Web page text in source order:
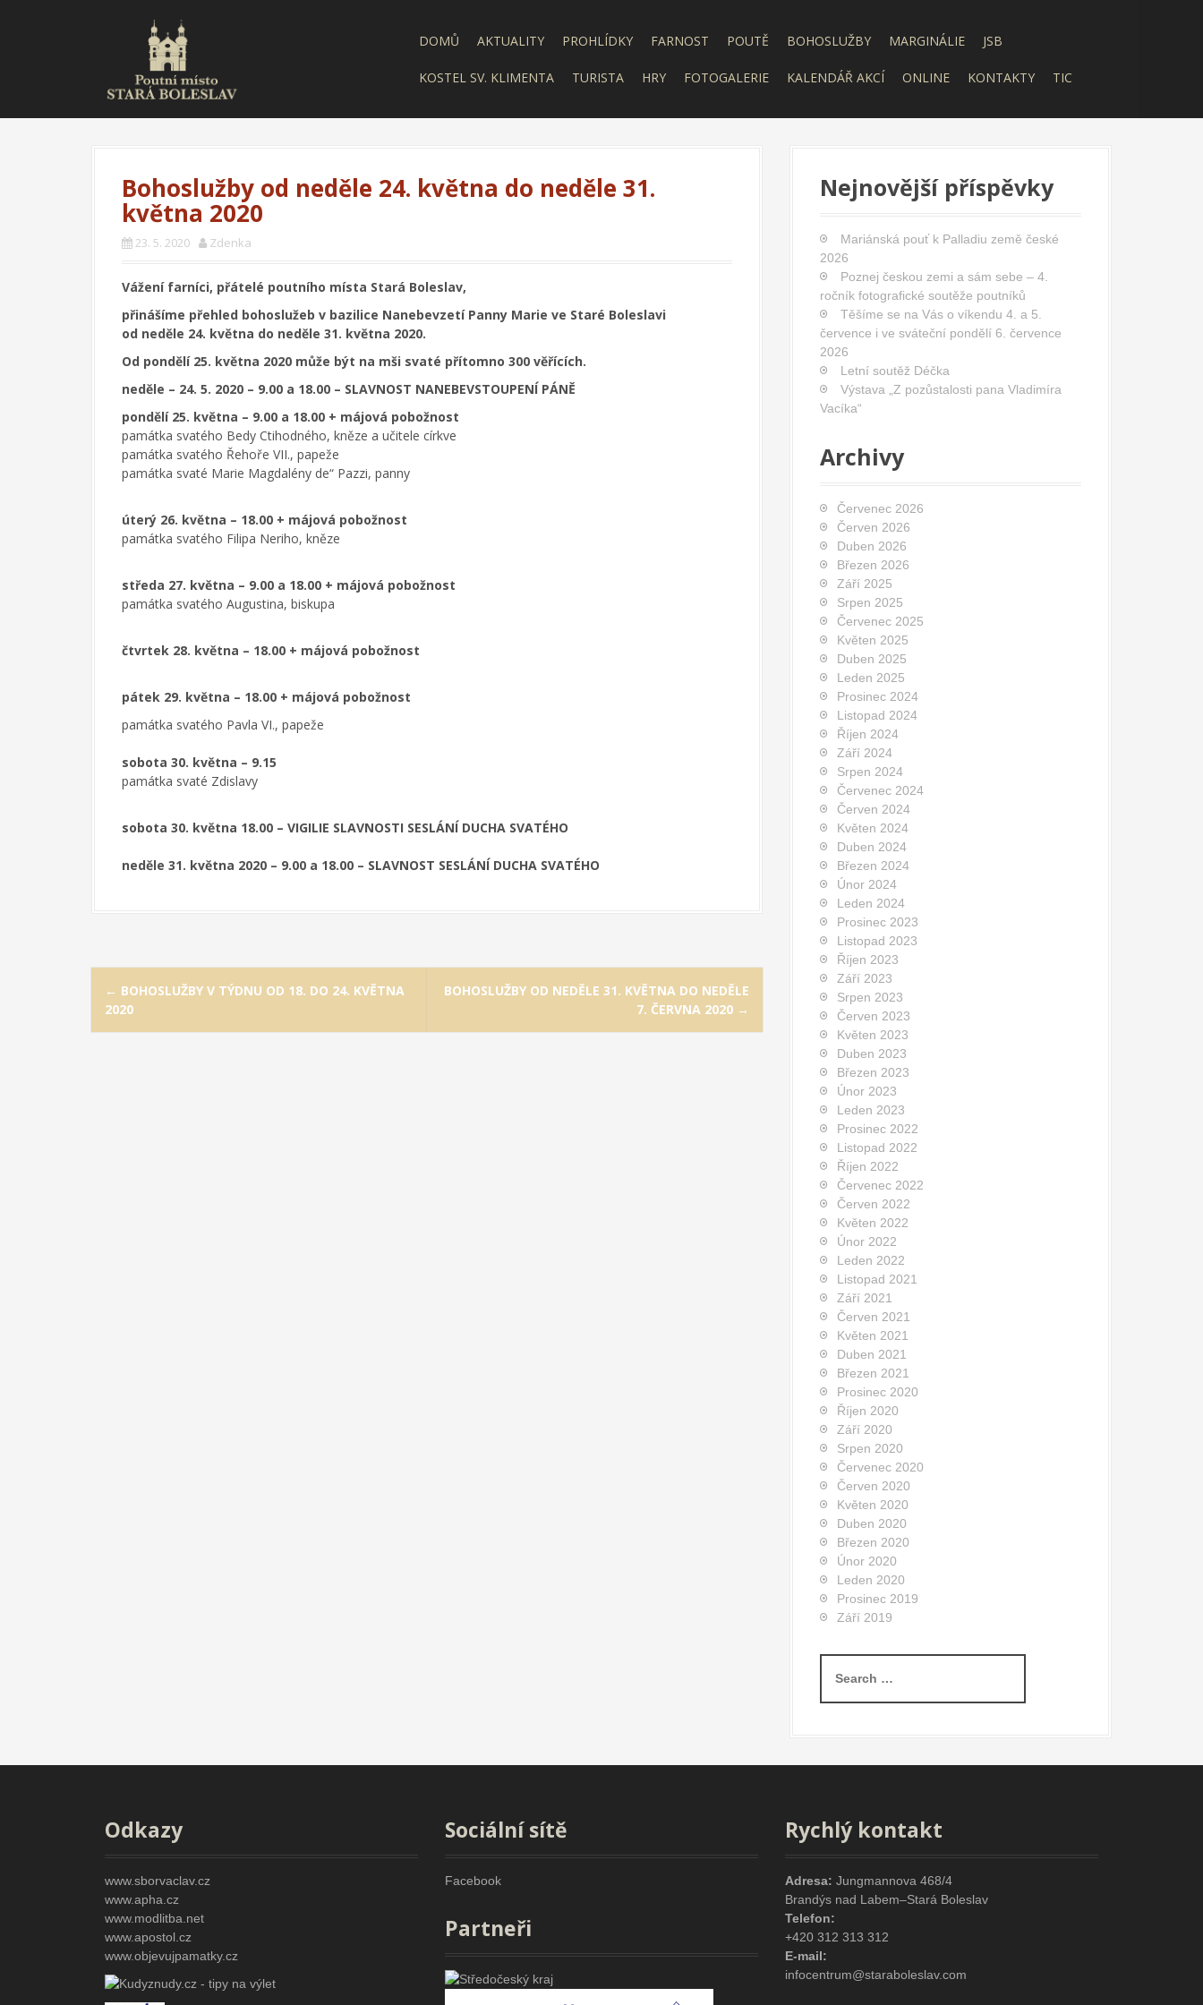
c
DOMŮ AKTUALITY PROHLÍDKY FARNOST POUTĚ BOHOSLUŽBY MARGINÁLIE JSB
KOSTEL SV. KLIMENTA TURISTA HRY FOTOGALERIE KALENDÁŘ AKCÍ ONLINE KONTAKTY TIC
Bohoslužby od neděle 24. května do neděle 31.
května 2020
23. 5. 2020 Zdenka
Vážení farníci, přátelé poutního místa Stará Boleslav,
přinášíme přehled bohoslužeb v bazilice Nanebevzetí Panny Marie ve Staré Boleslavi
od neděle 24. května do neděle 31. května 2020.
Od pondělí 25. května 2020 může být na mši svaté přítomno 300 věřících.
neděle – 24. 5. 2020 – 9.00 a 18.00 – SLAVNOST NANEBEVSTOUPENÍ PÁNĚ
pondělí 25. května – 9.00 a 18.00 + májová pobožnost
památka svatého Bedy Ctihodného, kněze a učitele církve
památka svatého Řehoře VII., papeže
památka svaté Marie Magdalény de“ Pazzi, panny
úterý 26. května – 18.00 + májová pobožnost
památka svatého Filipa Neriho, kněze
středa 27. května – 9.00 a 18.00 + májová pobožnost
památka svatého Augustina, biskupa
čtvrtek 28. května – 18.00 + májová pobožnost
pátek 29. května – 18.00 + májová pobožnost
památka svatého Pavla VI., papeže
sobota 30. května – 9.15
památka svaté Zdislavy
sobota 30. května 18.00 – VIGILIE SLAVNOSTI SESLÁNÍ DUCHA SVATÉHO
neděle 31. května 2020 – 9.00 a 18.00 – SLAVNOST SESLÁNÍ DUCHA SVATÉHO
s
← BOHOSLUŽBY V TÝDNU OD 18. DO 24. KVĚTNA
2020
BOHOSLUŽBY OD NEDĚLE 31. KVĚTNA DO NEDĚLE
7. ČERVNA 2020 →
Nejnovější příspěvky
Mariánská pouť k Palladiu země české
2026
Poznej českou zemi a sám sebe – 4.
ročník fotografické soutěže poutníků
Těšíme se na Vás o víkendu 4. a 5.
července i ve sváteční pondělí 6. července
2026
Letní soutěž Déčka
Výstava „Z pozůstalosti pana Vladimíra
Vacíka“
Archivy
Červenec 2026
Červen 2026
Duben 2026
Březen 2026
Září 2025
Srpen 2025
Červenec 2025
Květen 2025
Duben 2025
Leden 2025
Prosinec 2024
Listopad 2024
Říjen 2024
Září 2024
Srpen 2024
Červenec 2024
Červen 2024
Květen 2024
Duben 2024
Březen 2024
Únor 2024
Leden 2024
Prosinec 2023
Listopad 2023
Říjen 2023
Září 2023
Srpen 2023
Červen 2023
Květen 2023
Duben 2023
Březen 2023
Únor 2023
Leden 2023
Prosinec 2022
Listopad 2022
Říjen 2022
Červenec 2022
Červen 2022
Květen 2022
Únor 2022
Leden 2022
Listopad 2021
Září 2021
Červen 2021
Květen 2021
Duben 2021
Březen 2021
Prosinec 2020
Říjen 2020
Září 2020
Srpen 2020
Červenec 2020
Červen 2020
Květen 2020
Duben 2020
Březen 2020
Únor 2020
Leden 2020
Prosinec 2019
Září 2019
a
:
Odkazy
www.sborvaclav.cz
www.apha.cz
www.modlitba.net
www.apostol.cz
www.objevujpamatky.cz
Sociální sítě
Facebook
Partneři
Rychlý kontakt
Adresa: Jungmannova 468/4
Brandýs nad Labem–Stará Boleslav
Telefon:
+420 312 313 312
E-mail:
infocentrum@staraboleslav.com